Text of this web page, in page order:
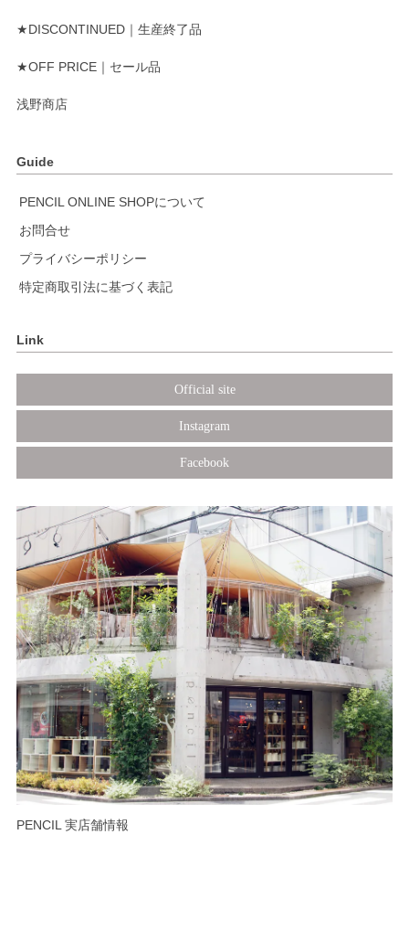
★DISCONTINUED｜生産終了品
★OFF PRICE｜セール品
浅野商店
Guide
PENCIL ONLINE SHOPについて
お問合せ
プライバシーポリシー
特定商取引法に基づく表記
Link
Official site
Instagram
Facebook
PENCIL 実店舗情報